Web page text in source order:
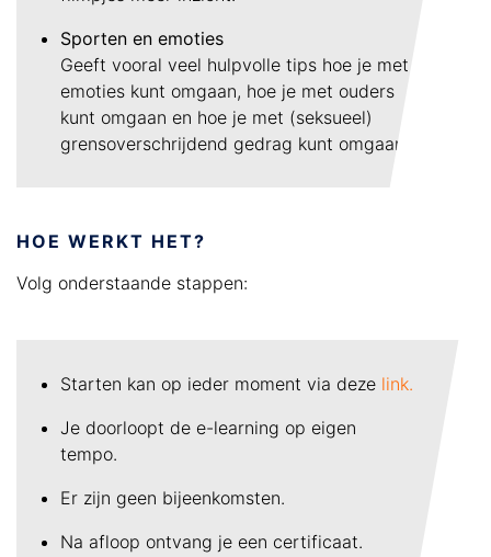
Sporten en emoties
Geeft vooral veel hulpvolle tips hoe je met
emoties kunt omgaan, hoe je met ouders
kunt omgaan en hoe je met (seksueel)
grensoverschrijdend gedrag kunt omgaan.
HOE WERKT HET?
Volg onderstaande stappen:
Starten kan op ieder moment via deze link.
Je doorloopt de e-learning op eigen
tempo.
Er zijn geen bijeenkomsten.
Na afloop ontvang je een certificaat.